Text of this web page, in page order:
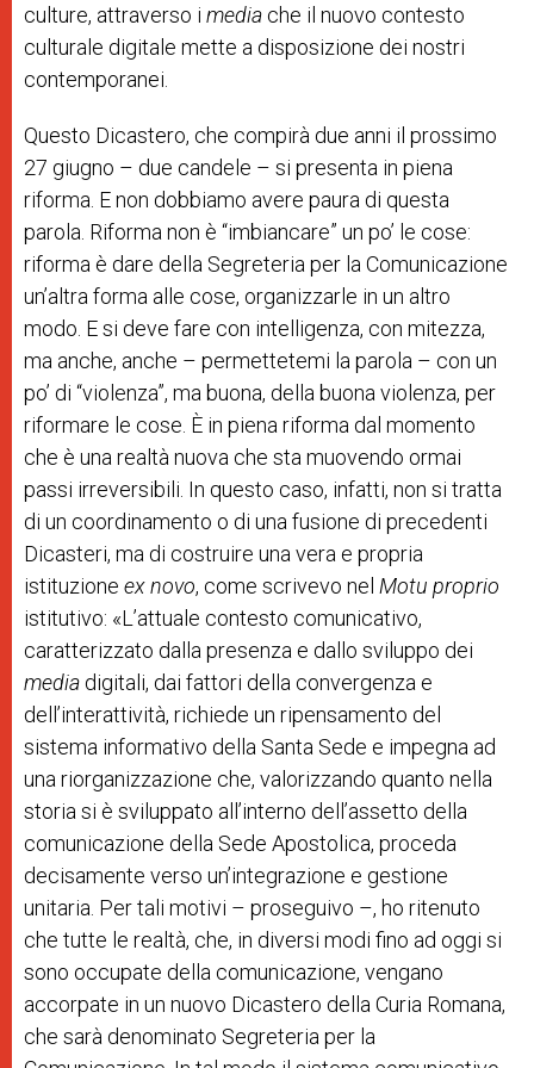
culture, attraverso i media che il nuovo contesto
culturale digitale mette a disposizione dei nostri
contemporanei.
Questo Dicastero, che compirà due anni il prossimo
27 giugno – due candele – si presenta in piena
riforma. E non dobbiamo avere paura di questa
parola. Riforma non è “imbiancare” un po’ le cose:
riforma è dare della Segreteria per la Comunicazione
un’altra forma alle cose, organizzarle in un altro
modo. E si deve fare con intelligenza, con mitezza,
ma anche, anche – permettetemi la parola – con un
po’ di “violenza”, ma buona, della buona violenza, per
riformare le cose. È in piena riforma dal momento
che è una realtà nuova che sta muovendo ormai
passi irreversibili. In questo caso, infatti, non si tratta
di un coordinamento o di una fusione di precedenti
Dicasteri, ma di costruire una vera e propria
istituzione ex novo, come scrivevo nel Motu proprio
istitutivo: «L’attuale contesto comunicativo,
caratterizzato dalla presenza e dallo sviluppo dei
media digitali, dai fattori della convergenza e
dell’interattività, richiede un ripensamento del
sistema informativo della Santa Sede e impegna ad
una riorganizzazione che, valorizzando quanto nella
storia si è sviluppato all’interno dell’assetto della
comunicazione della Sede Apostolica, proceda
decisamente verso un’integrazione e gestione
unitaria. Per tali motivi – proseguivo –, ho ritenuto
che tutte le realtà, che, in diversi modi fino ad oggi si
sono occupate della comunicazione, vengano
accorpate in un nuovo Dicastero della Curia Romana,
che sarà denominato Segreteria per la